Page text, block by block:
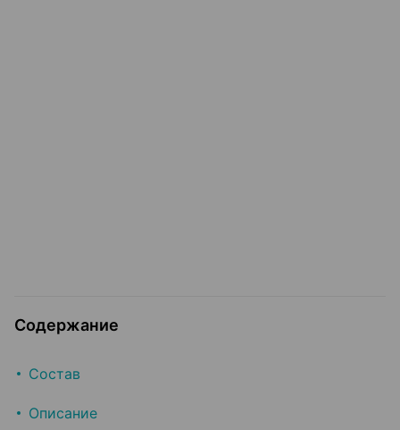
Содержание
Состав
Описание